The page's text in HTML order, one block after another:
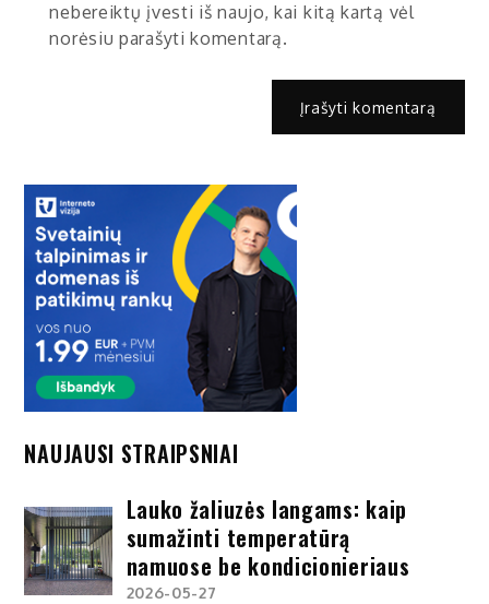
nebereiktų įvesti iš naujo, kai kitą kartą vėl
norėsiu parašyti komentarą.
NAUJAUSI STRAIPSNIAI
Lauko žaliuzės langams: kaip
sumažinti temperatūrą
namuose be kondicionieriaus
2026-05-27